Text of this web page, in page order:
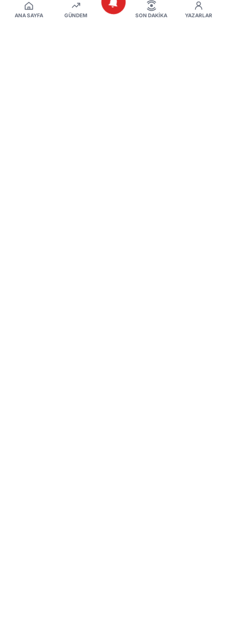
ANA SAYFA GÜNDEM SON DAKIKA YAZARLAR